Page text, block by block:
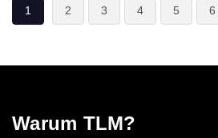
1 2 3 4 5 6
Warum TLM?